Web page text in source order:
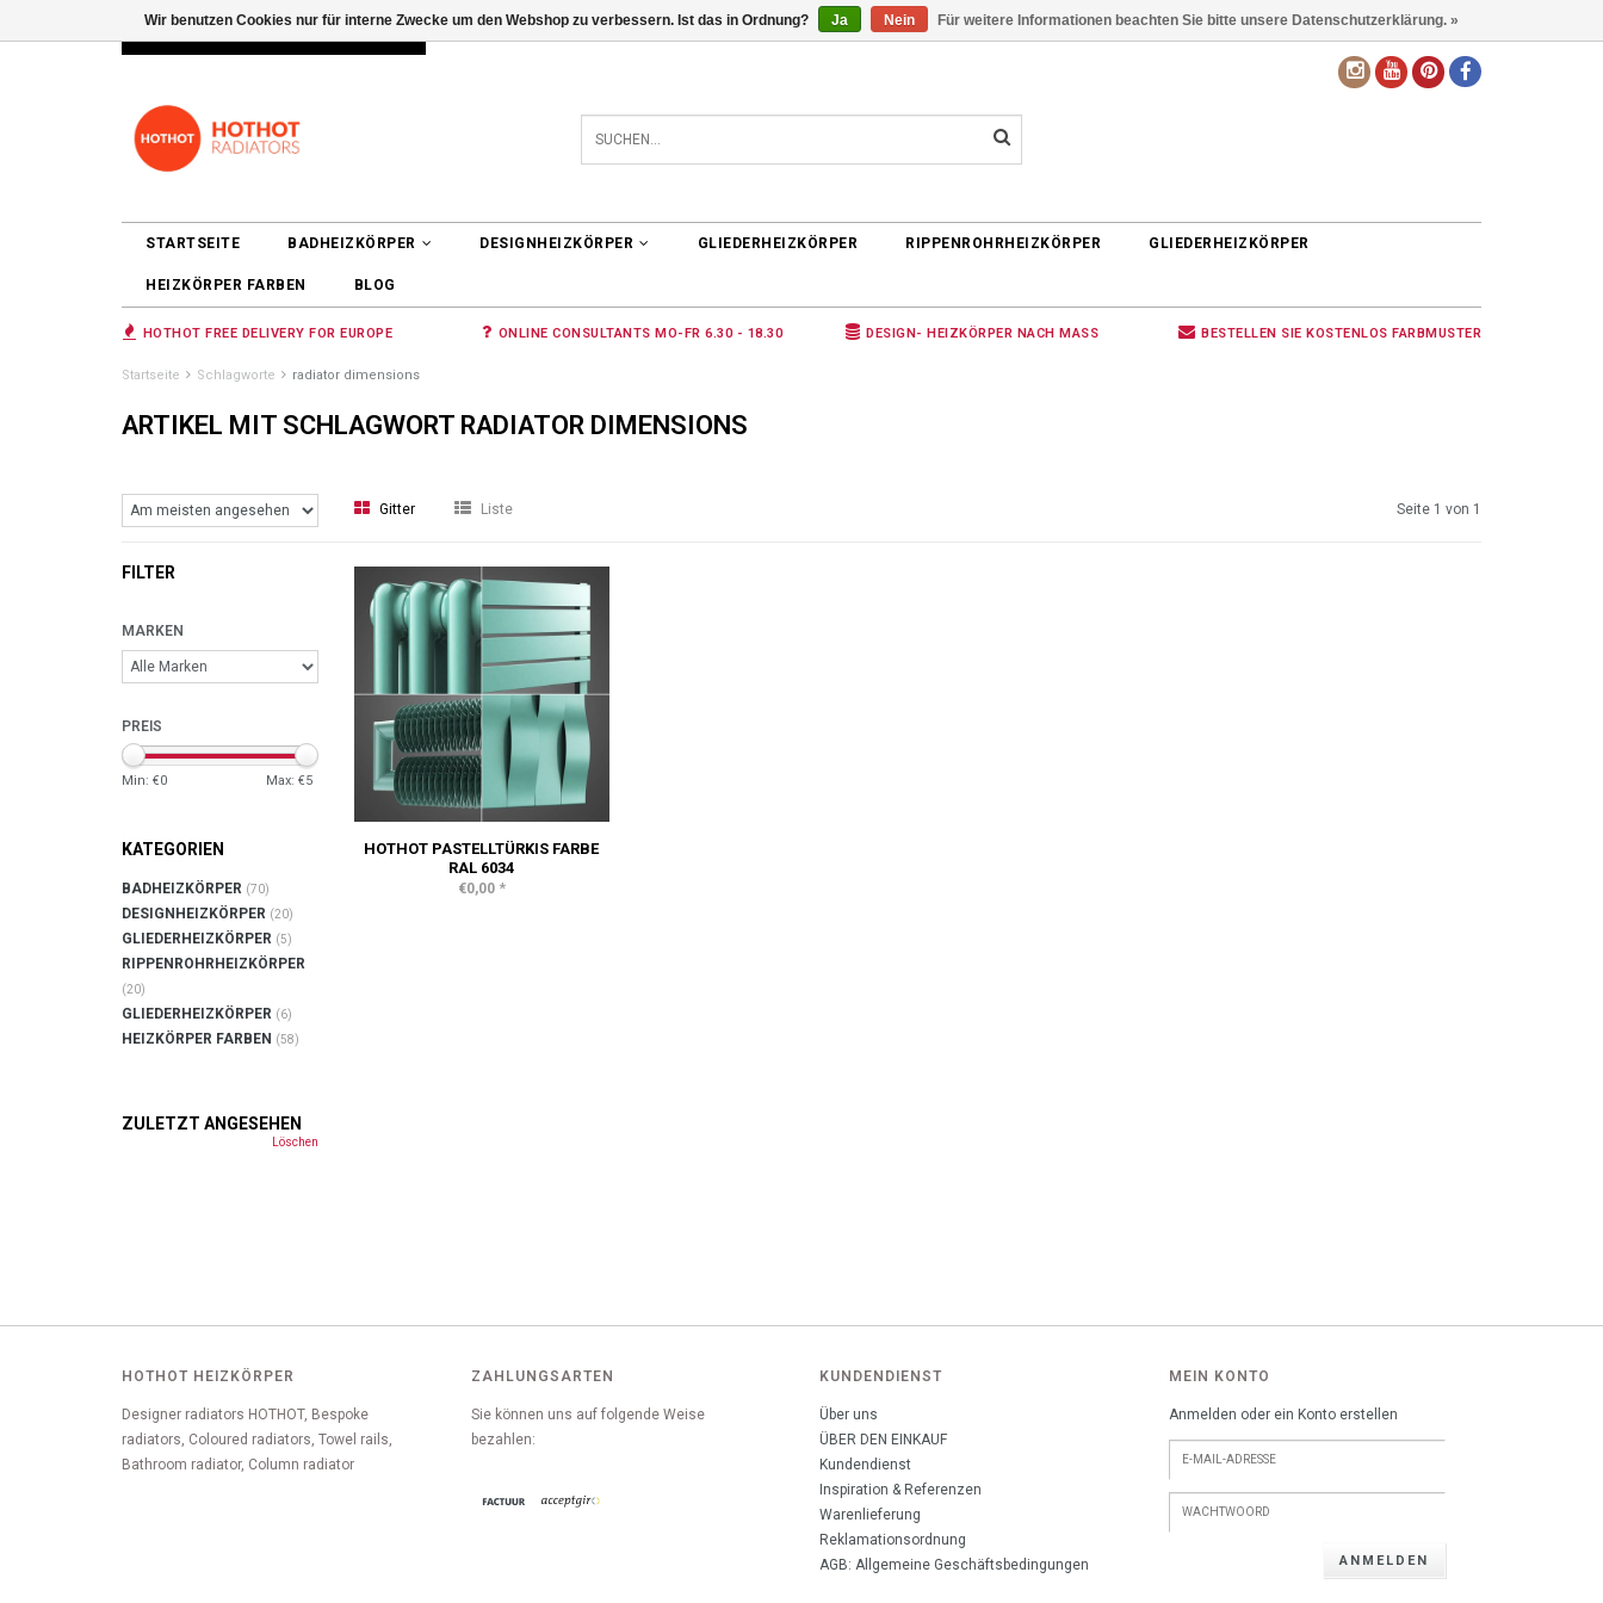
INFO@RADIATORS.SHOP ANMELDEN 0 ARTIKEL €0,00 DE
STARTSEITE BADHEIZKÖRPER DESIGNHEIZKÖRPER GLIEDERHEIZKÖRPER RIPPENROHRHEIZKÖRPER GLIEDERHEIZKÖRPER
HEIZKÖRPER FARBEN BLOG
HOTHOT FREE DELIVERY FOR EUROPE ONLINE CONSULTANTS MO-FR 6.30 - 18.30 DESIGN- HEIZKÖRPER NACH MASS BESTELLEN SIE KOSTENLOS FARBMUSTER
Startseite Schlagworte radiator dimensions
ARTIKEL MIT SCHLAGWORT RADIATOR DIMENSIONS
Gitter Liste Seite 1 von 1
FILTER
MARKEN
PREIS
Min: €0 Max: €5
KATEGORIEN
BADHEIZKÖRPER (70)
DESIGNHEIZKÖRPER (20)
GLIEDERHEIZKÖRPER (5)
RIPPENROHRHEIZKÖRPER
(20)
GLIEDERHEIZKÖRPER (6)
HEIZKÖRPER FARBEN (58)
ZULETZT ANGESEHEN
Löschen
HOTHOT PASTELLTÜRKIS FARBE
RAL 6034
€0,00 *
HOTHOT HEIZKÖRPER
Designer radiators HOTHOT, Bespoke
radiators, Coloured radiators, Towel rails,
Bathroom radiator, Column radiator
ZAHLUNGSARTEN
Sie können uns auf folgende Weise
bezahlen:
KUNDENDIENST
Über uns
ÜBER DEN EINKAUF
Kundendienst
Inspiration & Referenzen
Warenlieferung
Reklamationsordnung
AGB: Allgemeine Geschäftsbedingungen
MEIN KONTO
Anmelden oder ein Konto erstellen
ANMELDEN
Wir benutzen Cookies nur für interne Zwecke um den Webshop zu verbessern. Ist das in Ordnung? Ja Nein Für weitere Informationen beachten Sie bitte unsere Datenschutzerklärung. »